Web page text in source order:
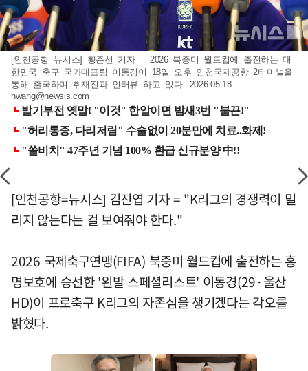
[인천공항=뉴시스] 황준선 기자 = 2026 북중미 월드컵에 출전하는 대
한민국 축구 국가대표팀 이동경이 18일 오후 인천국제공항 2터미널을
통해 출국하며 취재진과 인터뷰 하고 있다. 2026.05.18.
hwang@newsis.com
[인천공항=뉴시스] 김진엽 기자 = "K리그의 경쟁력이 밀
리지 않는다는 걸 보여줘야 한다."
2026 국제축구연맹(FIFA) 북중미 월드컵에 출전하는 홍
명보호에 승선한 '왼발 스페셜리스트' 이동경(29·울산
HD)이 프로축구 K리그의 자존심을 챙기겠다는 각오를
밝혔다.